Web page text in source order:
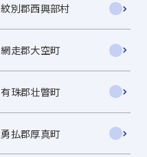
紋別郡西興部村
網走郡大空町
有珠郡壮瞥町
勇払郡厚真町